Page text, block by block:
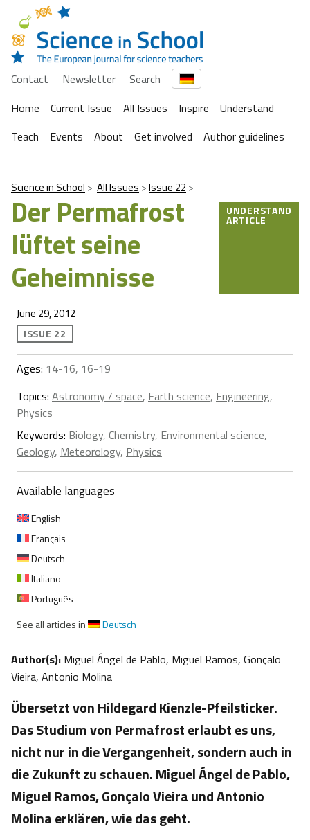
Contact Newsletter
Search
Home
Current Issue All Issues Inspire
Understand
Teach
Events About Get involved Author guidelines
Science in School All Issues Issue 22
Der Permafrost
lüftet seine
Geheimnisse
UNDERSTAND
ARTICLE
June 29, 2012
ISSUE 22
Ages: 14-16, 16-19
Topics: Astronomy / space, Earth science, Engineering,
Physics
Keywords: Biology, Chemistry, Environmental science,
Geology, Meteorology, Physics
Available languages
English
Français
Deutsch
Italiano
Português
See all articles in
Deutsch
Author(s): Miguel Ángel de Pablo, Miguel Ramos, Gonçalo
Vieira, Antonio Molina
Übersetzt von Hildegard Kienzle-Pfeilsticker.
Das Studium von Permafrost erlaubt es uns,
nicht nur in die Vergangenheit, sondern auch in
die Zukunft zu schauen. Miguel Ángel de Pablo,
Miguel Ramos, Gonçalo Vieira und Antonio
Molina erklären, wie das geht.